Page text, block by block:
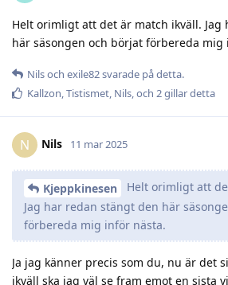
Helt orimligt att det är match ikväll. Jag
här säsongen och börjat förbereda mig
Nilsoch exile82svarade på detta.
Kallzon,Tistismet, Nils, och 2gillar detta
N Nils 11 mar 2025
Kjeppkinesen
Helt orimligt att
Jag har redan stängt den här
förbereda mig inför nästa.
Ja jag känner precis som du, nu är det
ikväll ska jag väl se fram emot en sista